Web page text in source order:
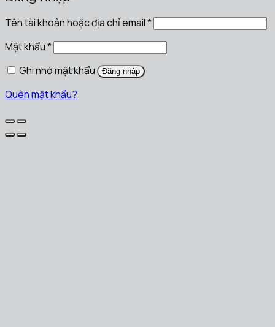
Tên tài khoản hoặc địa chỉ email*
Mật khẩu*
Ghi nhớ mật khẩu
Đăng nhập
Quên mật khẩu?